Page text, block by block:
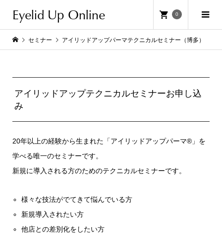
Eyelid Up Online 0
セミナー アイリッドアップパーマテクニカルセミナー（博多）
アイリッドアップテクニカルセミナーお申し込
み
20年以上の経験から生まれた「アイリッドアップパーマ®」を
学べる唯一のセミナーです。
新規に導入される方のためのテクニカルセミナーです。
様々な技法がでてきて悩んでいる方
新規導入されたい方
他店との差別化をしたい方